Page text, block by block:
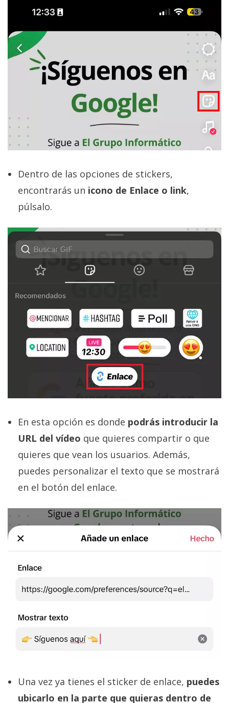
Dentro de las opciones de stickers,
encontrarás un icono de Enlace o link,
púlsalo.
En esta opción es donde podrás introducir la
URL del vídeo que quieres compartir o que
quieres que vean los usuarios. Además,
puedes personalizar el texto que se mostrará
en el botón del enlace.
Una vez ya tienes el sticker de enlace, puedes
ubicarlo en la parte que quieras dentro de